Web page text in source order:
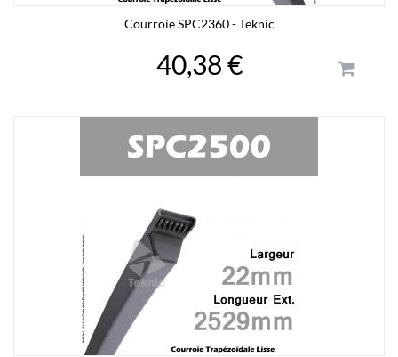
Courroie SPC2360 - Teknic
40,38 €